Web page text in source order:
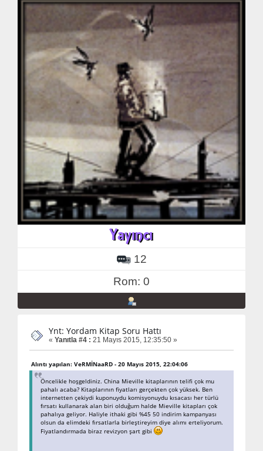
12
Rom: 0
Ynt: Yordam Kitap Soru Hattı
« Yanıtla #4 : 21 Mayıs 2015, 12:35:50 »
Alıntı yapılan: VeRMİNaaRD - 20 Mayıs 2015, 22:04:06
Öncelikle hoşgeldiniz. China Mieville kitaplarının telifi çok mu
pahalı acaba? Kitaplarının fiyatları gerçekten çok yüksek. Ben
internetten çekiydi kuponuydu komisyonuydu kısacası her türlü
fırsatı kullanarak alan biri olduğum halde Mieville kitapları çok
pahalıya geliyor. Haliyle ithaki gibi %45 50 indirim kampanyası
olsun da elimdeki fırsatlarla birleştireyim diye alımı erteliyorum.
Fiyatlandırmada biraz revizyon şart gibi